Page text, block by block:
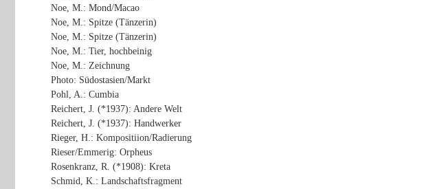
Noe, M.: Mond/Macao
Noe, M.: Spitze (Tänzerin)
Noe, M.: Spitze (Tänzerin)
Noe, M.: Tier, hochbeinig
Noe, M.: Zeichnung
Photo: Südostasien/Markt
Pohl, A.: Cumbia
Reichert, J. (*1937): Andere Welt
Reichert, J. (*1937): Handwerker
Rieger, H.: Kompositiion/Radierung
Rieser/Emmerig: Orpheus
Rosenkranz, R. (*1908): Kreta
Schmid, K.: Landschaftsfragment